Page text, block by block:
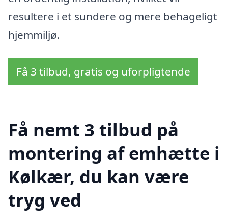
resultere i et sundere og mere behageligt
hjemmiljø.
Få 3 tilbud, gratis og uforpligtende
Få nemt 3 tilbud på
montering af emhætte i
Kølkær, du kan være
tryg ved